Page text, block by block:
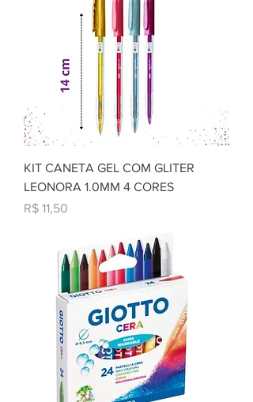
KIT CANETA GEL COM GLITER
LEONORA 1.0MM 4 CORES
Preço
R$ 11,50